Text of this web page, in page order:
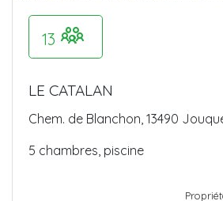
13
LE CATALAN
Chem. de Blanchon, 13490
5 chambres, piscine